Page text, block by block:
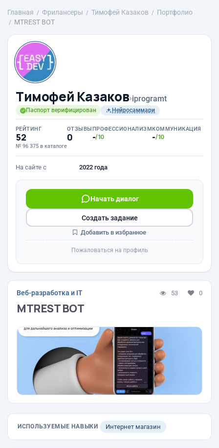
Главная Фрилансеры Тимофей Казаков
Портфолио
MTREST BOT
Тимофей Казаков›iprogramt
Паспорт верифицирован Нейросаммари
РЕЙТИНГ
52
№ 96 375 в каталоге
ОТЗЫВЫ
0
ПРОФЕССИОНАЛИЗМ
-/10
КОММУНИКАЦИЯ
-/10
На сайте с 2022 года
Начать диалог
Создать задание
Добавить в избранное
Пожаловаться на профиль
Веб-разработка и IT 53 0
MTREST BOT
ИСПОЛЬЗУЕМЫЕ НАВЫКИ Интернет магазин